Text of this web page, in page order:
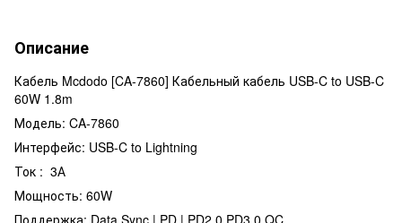
Описание
Кабель Mcdodo [CA-7860] Кабельный кабель USB-C to USB-C
60W 1.8m
Модель: CA-7860
Интерфейс: USB-C to Lightning
Ток : 3А
Мощность: 60W
Поддержка: Data Sync | PD | PD2.0 PD3.0 QC